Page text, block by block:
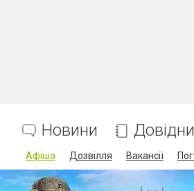
Новини
Афіша Дозвілля Вакансії